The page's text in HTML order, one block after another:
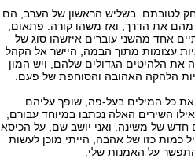
לטובתם. בשליש הראשון של הערב, הם
את הדרך, ואז משהו קורה. פתאום,
אחד מהשני עוברים איזשהו סוג של
עצומות מתוך הבמה, היישר אל הקהל
הלהיטים הגדולים שלהם, ויש המון
הלהקה האהובה והסוחפת של פעם.
כל המילים בעל-פה, שופך עליהם
השירים האלה נכתבו במיוחד עבורם,
חדש של משינה. ואני יושב שם, על הכיסא
כמות כזו של אהבה, הייתי מוכן לעשות
על האמנות שלי.